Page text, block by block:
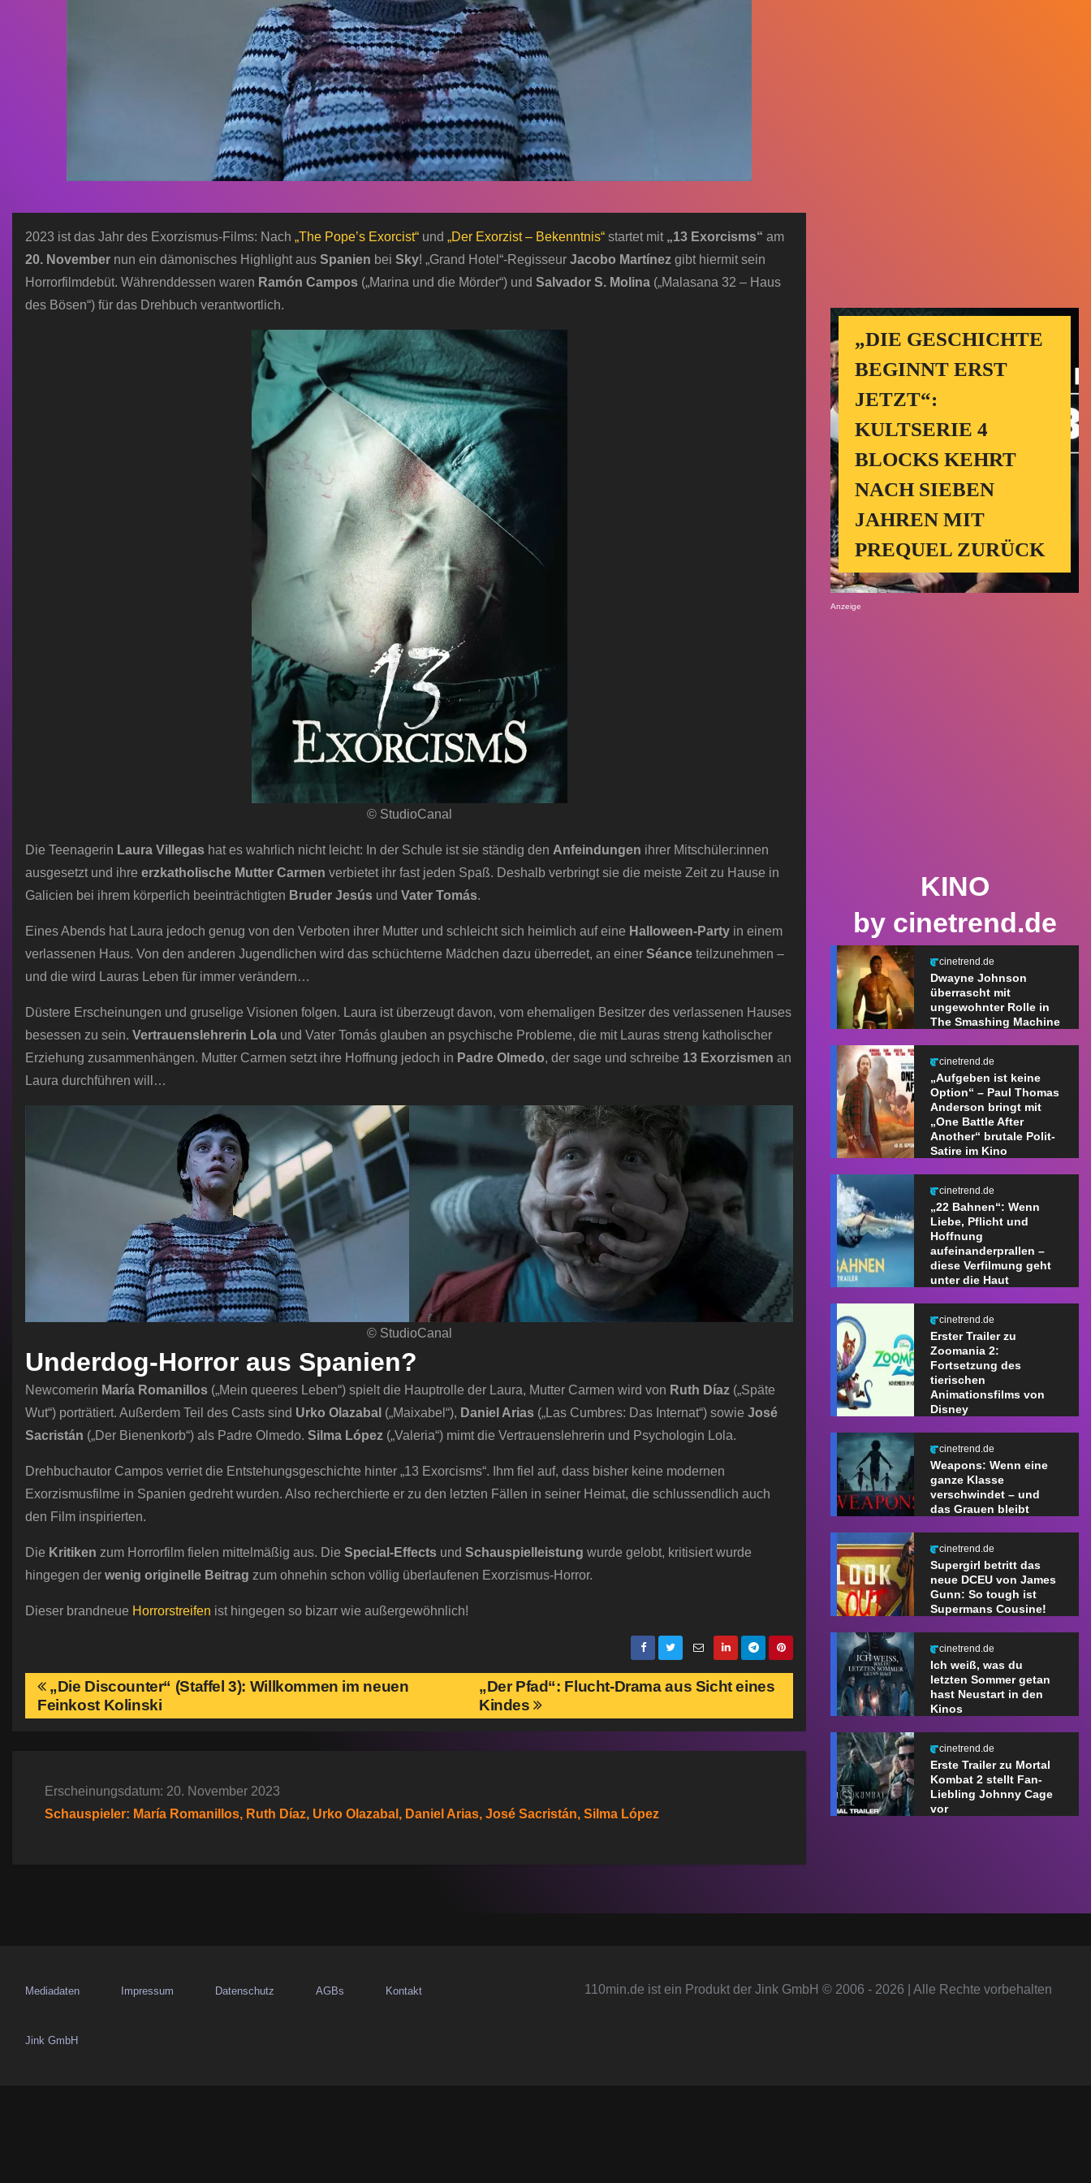
2023 ist das Jahr des Exorzismus-Films: Nach „The Pope’s Exorcist“ und „Der Exorzist – Bekenntnis“ startet mit „13 Exorcisms“ am
20. November nun ein dämonisches Highlight aus Spanien bei Sky! „Grand Hotel“-Regisseur Jacobo Martínez gibt hiermit sein
Horrorfilmdebüt. Währenddessen waren Ramón Campos („Marina und die Mörder“) und Salvador S. Molina („Malasana 32 – Haus
des Bösen“) für das Drehbuch verantwortlich.
© StudioCanal
Die Teenagerin Laura Villegas hat es wahrlich nicht leicht: In der Schule ist sie ständig den Anfeindungen ihrer Mitschüler:innen
ausgesetzt und ihre erzkatholische Mutter Carmen verbietet ihr fast jeden Spaß. Deshalb verbringt sie die meiste Zeit zu Hause in
Galicien bei ihrem körperlich beeinträchtigten Bruder Jesús und Vater Tomás.
Eines Abends hat Laura jedoch genug von den Verboten ihrer Mutter und schleicht sich heimlich auf eine Halloween-Party in einem
verlassenen Haus. Von den anderen Jugendlichen wird das schüchterne Mädchen dazu überredet, an einer Séance teilzunehmen –
und die wird Lauras Leben für immer verändern…
Düstere Erscheinungen und gruselige Visionen folgen. Laura ist überzeugt davon, vom ehemaligen Besitzer des verlassenen Hauses
besessen zu sein. Vertrauenslehrerin Lola und Vater Tomás glauben an psychische Probleme, die mit Lauras streng katholischer
Erziehung zusammenhängen. Mutter Carmen setzt ihre Hoffnung jedoch in Padre Olmedo, der sage und schreibe 13 Exorzismen an
Laura durchführen will…
© StudioCanal
Underdog-Horror aus Spanien?
Newcomerin María Romanillos („Mein queeres Leben“) spielt die Hauptrolle der Laura, Mutter Carmen wird von Ruth Díaz („Späte
Wut“) porträtiert. Außerdem Teil des Casts sind Urko Olazabal („Maixabel“), Daniel Arias („Las Cumbres: Das Internat“) sowie José
Sacristán („Der Bienenkorb“) als Padre Olmedo. Silma López („Valeria“) mimt die Vertrauenslehrerin und Psychologin Lola.
Drehbuchautor Campos verriet die Entstehungsgeschichte hinter „13 Exorcisms“. Ihm fiel auf, dass bisher keine modernen
Exorzismusfilme in Spanien gedreht wurden. Also recherchierte er zu den letzten Fällen in seiner Heimat, die schlussendlich auch
den Film inspirierten.
Die Kritiken zum Horrorfilm fielen mittelmäßig aus. Die Special-Effects und Schauspielleistung wurde gelobt, kritisiert wurde
hingegen der wenig originelle Beitrag zum ohnehin schon völlig überlaufenen Exorzismus-Horror.
Dieser brandneue Horrorstreifen ist hingegen so bizarr wie außergewöhnlich!
B
e
a
v
„Der Pfad“: Flucht-Drama aus Sicht eines
Kindes
„Die Discounter“ (Staffel 3): Willkommen im neuen
Feinkost Kolinski
Erscheinungsdatum: 20. November 2023
Schauspieler: María Romanillos, Ruth Díaz, Urko Olazabal, Daniel Arias, José Sacristán, Silma López
„DIE GESCHICHTE
BEGINNT ERST
JETZT“:
KULTSERIE 4
BLOCKS KEHRT
NACH SIEBEN
JAHREN MIT
PREQUEL ZURÜCK
Anzeige
KINO
by cinetrend.de
cinetrend.de
Dwayne Johnson
überrascht mit
ungewohnter Rolle in
The Smashing Machine
cinetrend.de
„Aufgeben ist keine
Option“ – Paul Thomas
Anderson bringt mit
„One Battle After
Another“ brutale Polit-
Satire im Kino
cinetrend.de
„22 Bahnen“: Wenn
Liebe, Pflicht und
Hoffnung
aufeinanderprallen –
diese Verfilmung geht
unter die Haut
cinetrend.de
Erster Trailer zu
Zoomania 2:
Fortsetzung des
tierischen
Animationsfilms von
Disney
cinetrend.de
Weapons: Wenn eine
ganze Klasse
verschwindet – und
das Grauen bleibt
cinetrend.de
Supergirl betritt das
neue DCEU von James
Gunn: So tough ist
Supermans Cousine!
cinetrend.de
Ich weiß, was du
letzten Sommer getan
hast Neustart in den
Kinos
cinetrend.de
Erste Trailer zu Mortal
Kombat 2 stellt Fan-
Liebling Johnny Cage
vor
Mediadaten Impressum Datenschutz AGBs Kontakt
Jink GmbH
110min.de ist ein Produkt der Jink GmbH © 2006 - 2026 | Alle Rechte vorbehalten